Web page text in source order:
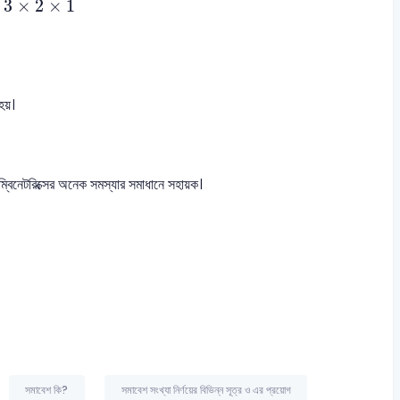
3 × 2 × 1
অনেক সমস্যার সমাধানে সহায়ক।
সমাবেশ কি? সমাবেশ সংখ্যা নির্ণয়ের বিভিন্ন সূত্র ও এর প্রয়োগ